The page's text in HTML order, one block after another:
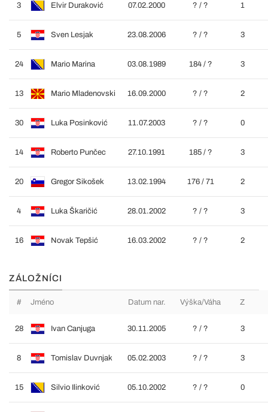
3 Elvir Duraković 07.02.2000 ? / ? 1
5 Sven Lesjak 23.08.2006 ? / ? 3
24 Mario Marina 03.08.1989 184 / ? 3
13 Mario Mladenovski 16.09.2000 ? / ? 2
30 Luka Posinković 11.07.2003 ? / ? 0
14 Roberto Punčec 27.10.1991 185 / ? 3
20 Gregor Sikošek 13.02.1994 176 / 71 2
4 Luka Škaričić 28.01.2002 ? / ? 3
16 Novak Tepšić 16.03.2002 ? / ? 2
ZÁLOŽNÍCI
# Jméno Datum nar. Výška/Váha Z
28 Ivan Canjuga 30.11.2005 ? / ? 3
8 Tomislav Duvnjak 05.02.2003 ? / ? 3
15 Silvio Ilinković 05.10.2002 ? / ? 0